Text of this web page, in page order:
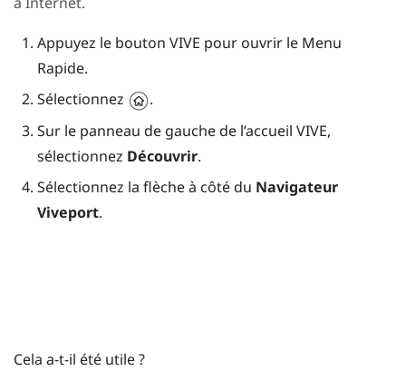
Appuyez le bouton VIVE pour ouvrir le Menu
Rapide.
Sélectionnez
.
Sur le panneau de gauche de l’accueil VIVE,
sélectionnez Découvrir.
Sélectionnez la flèche à côté du Navigateur
Viveport.
Cela a-t-il été utile ?